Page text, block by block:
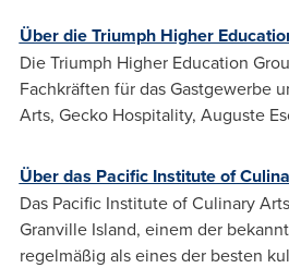
Über die Triumph Higher
Die Triumph Higher Education
Fachkräften für das Gastgewerbe
Arts, Gecko Hospitality, Auguste
Über das Pacific Institute of
Das Pacific Institute of Culinary
Granville Island, einem der
regelmäßig als eines der besten